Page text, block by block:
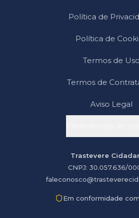
Política de
Política de
Termos de Uso
Termos de
Aviso Legal
Trastevere
CNPJ: 30.057.636/
Em conformidade